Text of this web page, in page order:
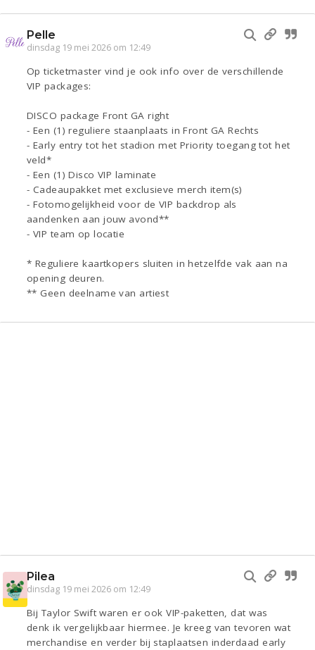
Pelle
dinsdag 19 mei 2026 om 12:49
Op ticketmaster vind je ook info over de verschillende
VIP packages:
DISCO package Front GA right
- Een (1) reguliere staanplaats in Front GA Rechts
- Early entry tot het stadion met Priority toegang tot het
veld*
- Een (1) Disco VIP laminate
- Cadeaupakket met exclusieve merch item(s)
- Fotomogelijkheid voor de VIP backdrop als
aandenken aan jouw avond**
- VIP team op locatie
* Reguliere kaartkopers sluiten in hetzelfde vak aan na
opening deuren.
** Geen deelname van artiest
Pilea
dinsdag 19 mei 2026 om 12:49
Bij Taylor Swift waren er ook VIP-paketten, dat was
denk ik vergelijkbaar hiermee. Je kreeg van tevoren wat
merchandise en verder bij staplaatsen inderdaad early